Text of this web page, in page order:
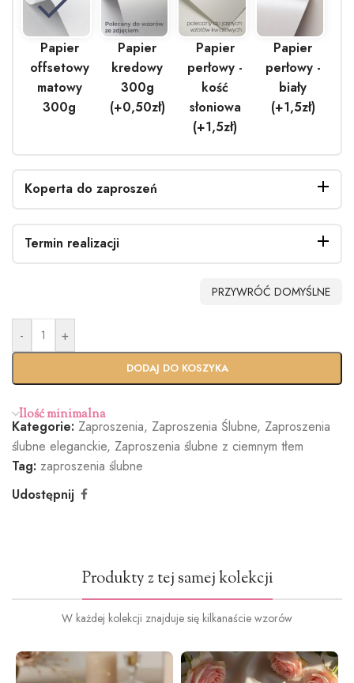
Papier
offsetowy
matowy
300g
Papier
kredowy
300g
(+0,50zł)
Papier
perłowy -
kość
słoniowa
(+1,5zł)
Papier
perłowy -
biały
(+1,5zł)
Koperta do zaproszeń
EKO
Biała
Butelkowa
Zieleń
(+1.2zł)
Jasny róż
(+1.2zł)
Brudny róż
(+1.2zł)
Cielisty
(+1.2zł)
(+1.2zł)
Burgund
(+1.2zł)
Oliwkowa
zieleń
(+1.2zł)
(+1.2zł)
Termin realizacji
Standardo
Ekspres
(+100zł)
PRZYWRÓĆ DOMYŚLNE
- +
DODAJ DO KOSZYKA
Ilość minimalna
Kategorie: Zaproszenia, Zaproszenia Ślubne, Zaproszenia
ślubne eleganckie, Zaproszenia ślubne z ciemnym tłem
Tag: zaproszenia ślubne
Udostępnij
Produkty z tej samej kolekcji
W każdej kolekcji znajduje się kilkanaście wzorów